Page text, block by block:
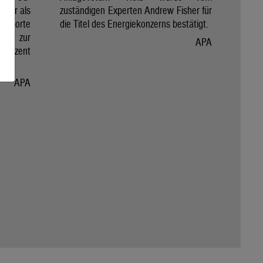
als
Sorte
zur
APA
zuständigen Experten Andrew Fisher für
die Titel des Energiekonzerns bestätigt.
APA